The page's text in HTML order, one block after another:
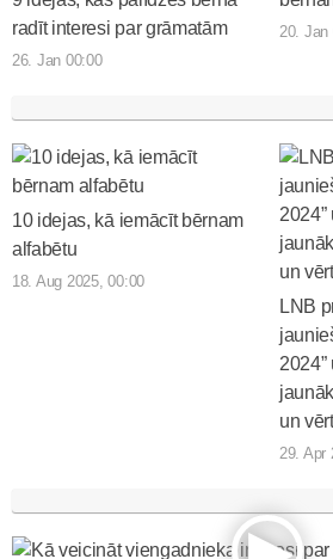
radīt interesi par grāmatām
26. Jan 00:00
20. Jan
10 idejas, kā iemācīt bērnam
alfabētu
18. Aug 2025, 00:00
LNB
un
29. Apr